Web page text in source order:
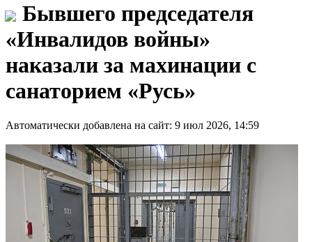
Бывшего председателя
«Инвалидов войны»
наказали за махинации с
санаторием «Русь»
Автоматически добавлена на сайт: 9 июл 2026, 14:59